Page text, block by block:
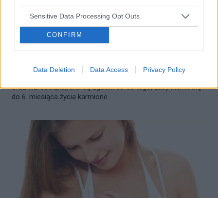
Sensitive Data Processing Opt Outs
CONFIRM
Data Deletion Data Access Privacy Policy
ŻYWIENIE
Żywienie niemowląt: jakie mleko modyfikowane wybrać?
Karmienie piersią niesie za sobą ogromną ilość korzyści.
oraz wzrost. Eksperci są zgodni co do tego, żeby niemowlę
do 6. miesiąca życia karmione...